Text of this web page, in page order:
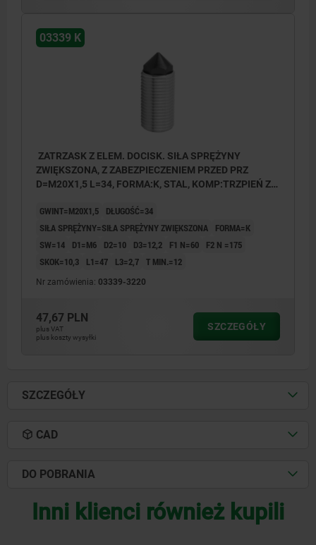
03339 K
ZATRZASK Z ELEM. DOCISK. SIŁA SPRĘŻYNY
ZWIĘKSZONA, Z ZABEZPIECZENIEM PRZED PRZ
D=M20X1,5 L=34, FORMA:K, STAL, KOMP:TRZPIEŃ ZE
GWINT=M20X1,5
DŁUGOŚĆ=34
SIŁA SPRĘŻYNY=SIŁA SPRĘŻYNY ZWIĘKSZONA
FORMA=K
SW=14
D1=M6 D2=10 D3=12,2 F1 N=60
F2 N =175
SKOK=10,3
L1=47 L3=2,7 T MIN.=12
Nr zamówienia: 03339-3220
47,67 PLN
plus VAT
plus koszty wysyłki
SZCZEGÓŁY
SZCZEGÓŁY
CAD
DO POBRANIA
Inni klienci również kupili